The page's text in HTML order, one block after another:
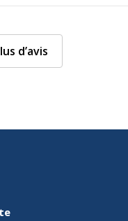
d’avis